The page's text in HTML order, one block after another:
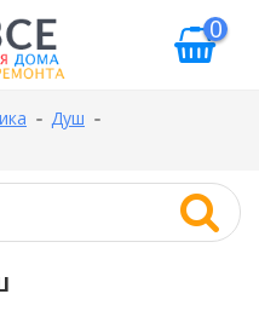
0
Душ